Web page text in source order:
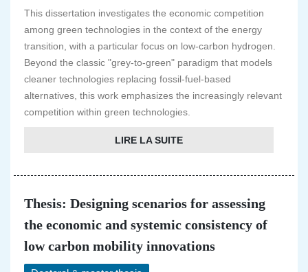
This dissertation investigates the economic competition
among green technologies in the context of the energy
transition, with a particular focus on low-carbon hydrogen.
Beyond the classic "grey-to-green" paradigm that models
cleaner technologies replacing fossil-fuel-based
alternatives, this work emphasizes the increasingly relevant
competition within green technologies.
LIRE LA SUITE
Thesis: Designing scenarios for assessing
the economic and systemic consistency of
low carbon mobility innovations